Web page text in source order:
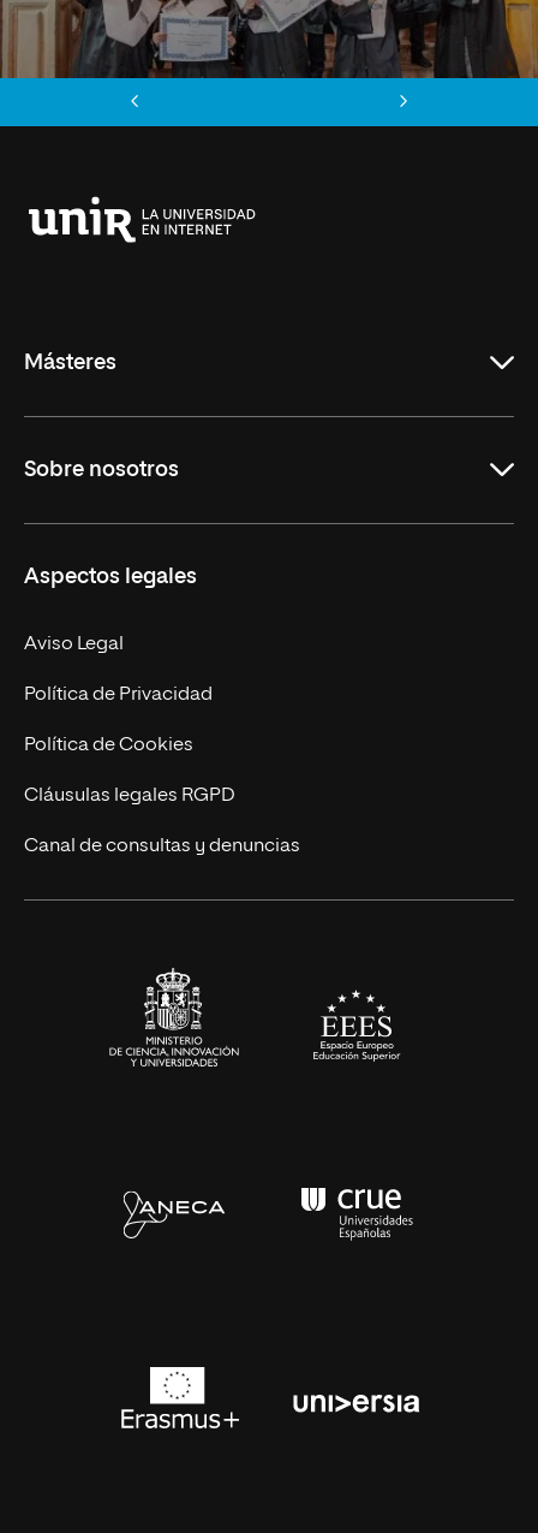
Másteres
Derecho
Empresa
MBA
Marketing y Comunicación
Ingeniería
Diseño
Ciencias de la Salud
Sobre nosotros
Nuestro Equipo
Contacto
Aspectos legales
Aviso Legal
Política de Privacidad
Política de Cookies
Cláusulas legales RGPD
Canal de consultas y denuncias